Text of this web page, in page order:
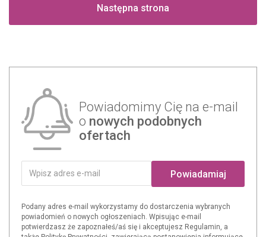
Następna strona
Powiadomimy Cię na e-mail
o nowych podobnych
ofertach
Powiadamiaj
Podany adres e-mail wykorzystamy do dostarczenia wybranych
powiadomień o nowych ogłoszeniach. Wpisując e-mail
potwierdzasz że zapoznałeś/aś się i akceptujesz Regulamin, a